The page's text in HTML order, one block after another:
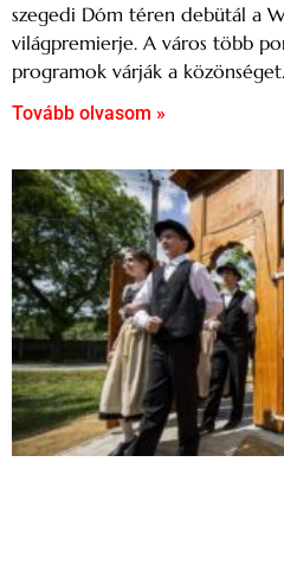
szegedi Dóm téren debütál a
világpremierje. A város több
programok várják a közönséget.
Tovább olvasom »